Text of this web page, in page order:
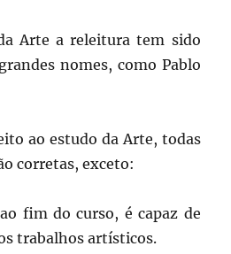
Arte a releitura tem sido
nomes, como Pablo
ao estudo da Arte, todas
corretas, exceto:
fim do curso, é capaz de
trabalhos artísticos.